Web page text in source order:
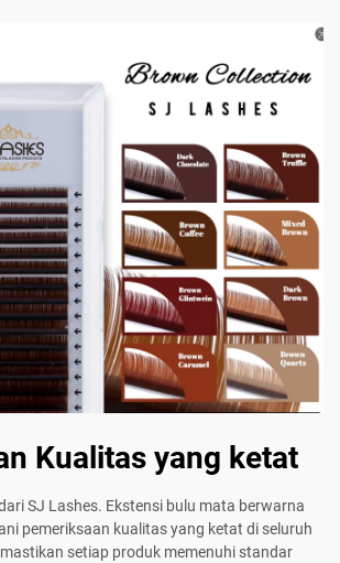
Kualitas yang ketat
SJ Lashes. Ekstensi bulu mata berwarna
pemeriksaan kualitas yang ketat di seluruh
setiap produk memenuhi standar